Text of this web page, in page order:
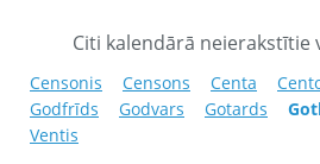
Citi kalendārā neierakstītie
Censonis Censons Centa
Godfrīds
Godvars Gotards
Ventis